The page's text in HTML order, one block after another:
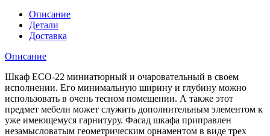
Описание
Детали
Доставка
Описание
Шкаф ЕСО-22 миниатюрный и очаровательный в своем
исполнении. Его минимальную ширину и глубину можно
использовать в очень тесном помещении. А также этот
предмет мебели может служить дополнительным элементом к
уже имеющемуся гарнитуру. Фасад шкафа приправлен
незамысловатым геометрическим орнаментом в виде трех